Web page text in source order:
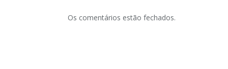
Os comentários estão fechados.